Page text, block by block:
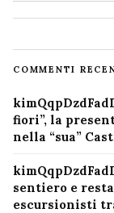
COMMENTI
fiori”, la
nella “sua”
sentiero e
escursionisti